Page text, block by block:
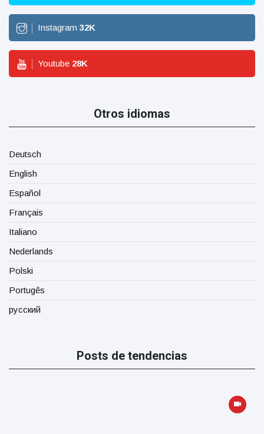
Instagram 32K
Youtube 28K
Otros idiomas
Deutsch
English
Español
Français
Italiano
Nederlands
Polski
Portugês
русский
Posts de tendencias